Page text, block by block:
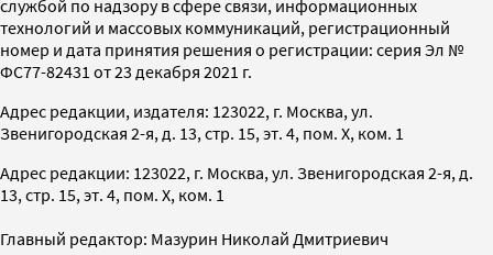
службой по надзору в сфере связи, информационных
технологий и массовых коммуникаций, регистрационный
номер и дата принятия решения о регистрации: серия Эл №
ФС77-82431 от 23 декабря 2021 г.
Адрес редакции, издателя: 123022, г. Москва, ул.
Звенигородская 2-я, д. 13, стр. 15, эт. 4, пом. X, ком. 1
Адрес редакции: 123022, г. Москва, ул. Звенигородская 2-я, д.
13, стр. 15, эт. 4, пом. X, ком. 1
Главный редактор: Мазурин Николай Дмитриевич